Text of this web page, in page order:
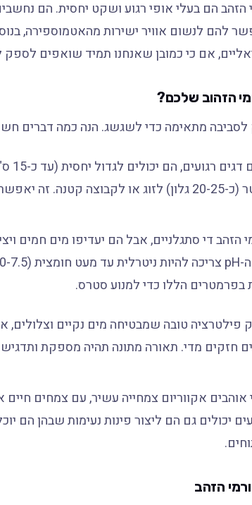
הזהב הם בעלי אופי רגוע ושקט יחסית. הם
להם לנשום אוויר ישירות מהאטמוספירה,
אם כי כמובן שאנחנו תמיד שואפים לספק
הזהוב שלכם?
לסביבה מתאימה כדי לשגשג. הנה כמה דברים
בנפח של לפחות 75-100 ליטר (כ-20-25 גלון) לזוג או
הזהב די סתגלניים, אבל הם יעדיפו מים חמים
פילטרציה טובה שמבטיחה מים נקיים וצלולים,
חזקים מדי. תאורה מתונה תהיה מספקת
אוהבים אקווריום צמחייה עשיר, עם צמחים
יכולים גם הם ליצור פינות נעימות שבהן הם
הזהב